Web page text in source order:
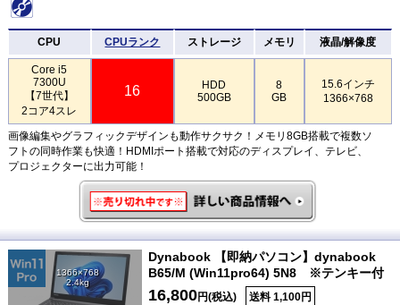
CPU CPUランク ストレージ メモリ 液晶/解像度
Core i5
7300U
【7世代】
2コア4スレ
16
HDD
500GB
8
GB
15.6インチ
1366×768
画像編集やグラフィックデザインも動作サクサク！メモリ8GB搭載で複数ソ
フトの同時作業も快適！HDMIポート搭載で対応のディスプレイ、テレビ、
プロジェクターに出力可能！
1366×768
2.4kg
Dynabook 【即納パソコン】dynabook
B65/M (Win11pro64) 5N8 ※テンキー付
16,800円(税込) 送料 1,100円